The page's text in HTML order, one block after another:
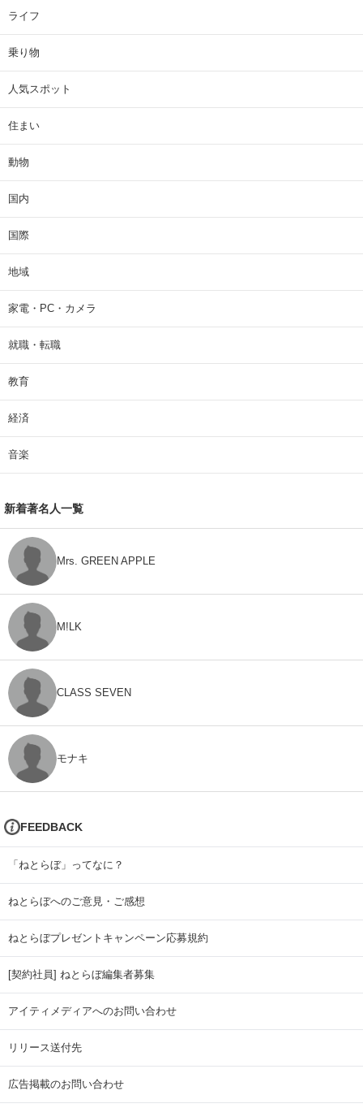
ライフ
乗り物
人気スポット
住まい
動物
国内
国際
地域
家電・PC・カメラ
就職・転職
教育
経済
音楽
新着著名人一覧
Mrs. GREEN APPLE
M!LK
CLASS SEVEN
モナキ
FEEDBACK
「ねとらぼ」ってなに？
ねとらぼへのご意見・ご感想
ねとらぼプレゼントキャンペーン応募規約
[契約社員] ねとらぼ編集者募集
アイティメディアへのお問い合わせ
リリース送付先
広告掲載のお問い合わせ